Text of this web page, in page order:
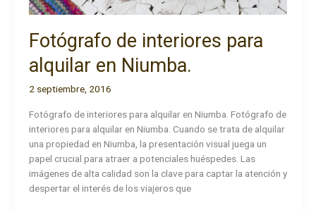
Fotógrafo de interiores para
alquilar en Niumba.
2 septiembre, 2016
Fotógrafo de interiores para alquilar en Niumba. Fotógrafo de
interiores para alquilar en Niumba. Cuando se trata de alquilar
una propiedad en Niumba, la presentación visual juega un
papel crucial para atraer a potenciales huéspedes. Las
imágenes de alta calidad son la clave para captar la atención y
despertar el interés de los viajeros que